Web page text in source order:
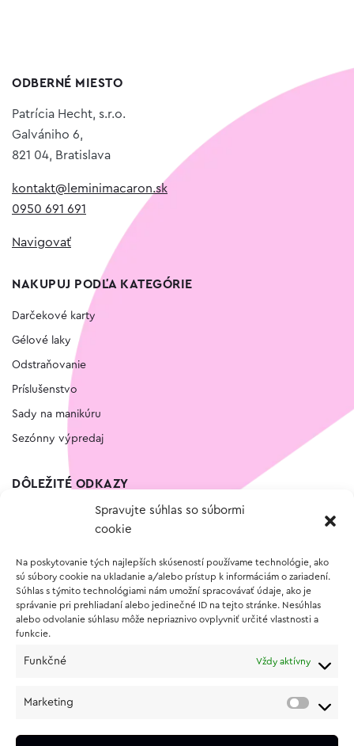
Spravujte súhlas so súbormi
cookie
Na poskytovanie tých najlepších skúseností používame technológie, ako
sú súbory cookie na ukladanie a/alebo prístup k informáciám o zariadení.
Súhlas s týmito technológiami nám umožní spracovávať údaje, ako je
správanie pri prehliadaní alebo jedinečné ID na tejto stránke. Nesúhlas
alebo odvolanie súhlasu môže nepriaznivo ovplyvniť určité vlastnosti a
funkcie.
Funkčné Vždy aktívny
Marketing
ODBERNÉ MIESTO
Patrícia Hecht, s.r.o.
Galvániho 6,
821 04, Bratislava
kontakt@leminimacaron.sk
0950 691 691
Navigovať
NAKUPUJ PODĽA KATEGÓRIE
Darčekové karty
Gélové laky
Odstraňovanie
Príslušenstvo
Sady na manikúru
Sezónny výpredaj
DÔLEŽITÉ ODKAZY
Vernostný program
O NÁKUPE
Vrátenie a reklamácia tovaru